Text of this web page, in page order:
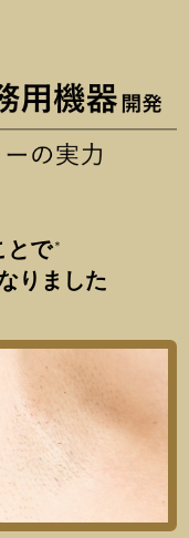
とで＊
りました